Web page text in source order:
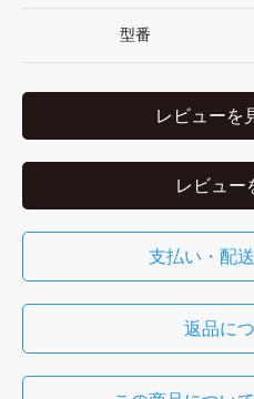
型番
レビューを
レビュー
支払い・配
返品に